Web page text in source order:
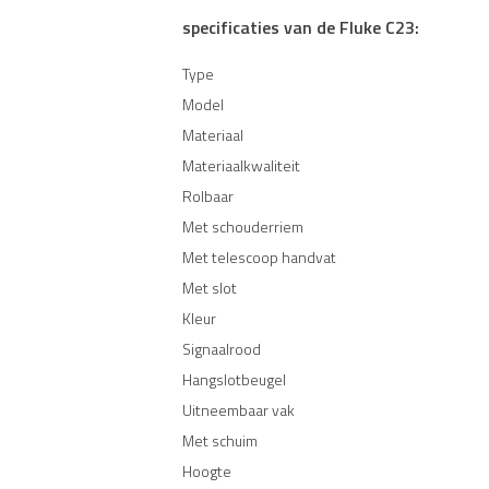
specificaties van de Fluke C23:
Type
Model
Materiaal
Materiaalkwaliteit
Rolbaar
Met schouderriem
Met telescoop handvat
Met slot
Kleur
Signaalrood
Hangslotbeugel
Uitneembaar vak
Met schuim
Hoogte